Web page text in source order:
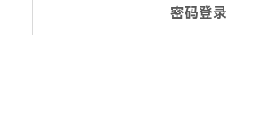
密码登录